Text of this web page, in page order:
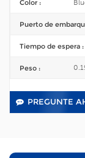
Color :
Puerto de
Tiempo de espera :
Peso :
PREGUNTE